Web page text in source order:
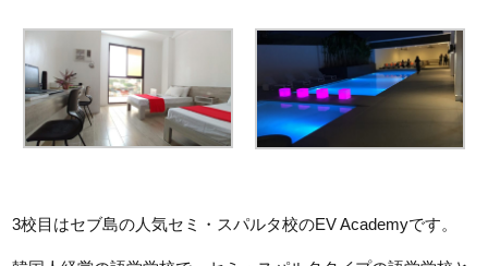
3校目はセブ島の人気セミ・スパルタ校のEV Academyです。